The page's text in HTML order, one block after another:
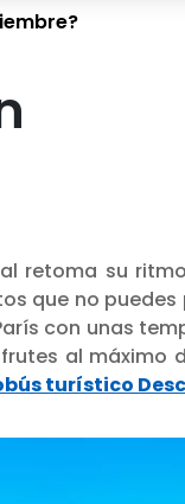
retoma su
que no puedes
con unas
al máximo
turístico